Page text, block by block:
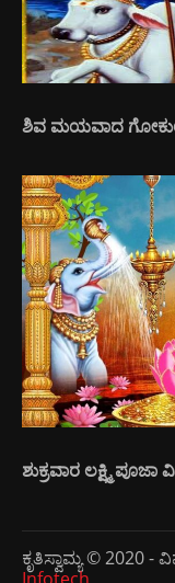
ಶಿವ ಮಯವಾದ
ಶುಕ್ರವಾರ ಲಕ್ಷ್ಮಿ ಪೂಜಾ
ಕೃತಿಸ್ವಾಮ್ಯ © 2020
Infotech